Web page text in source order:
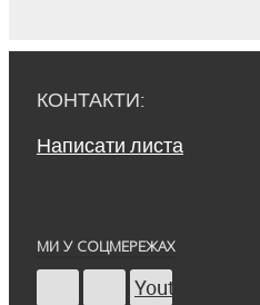
КОНТАКТИ:
Написати листа
МИ У СОЦМЕРЕЖАХ
Youtube